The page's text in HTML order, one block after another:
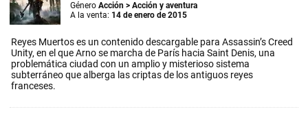
Género Acción > Acción y aventura
A la venta: 14 de enero de 2015
Reyes Muertos es un contenido descargable para Assassin’s Creed
Unity, en el que Arno se marcha de París hacia Saint Denis, una
problemática ciudad con un amplio y misterioso sistema
subterráneo que alberga las criptas de los antiguos reyes
franceses.